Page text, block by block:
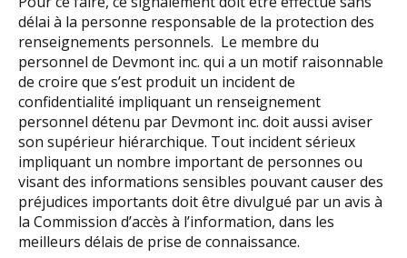
délai à la personne responsable de la protection des
renseignements personnels. Le membre du
personnel de Devmont inc. qui a un motif raisonnable
de croire que s’est produit un incident de
confidentialité impliquant un renseignement
personnel détenu par Devmont inc. doit aussi aviser
son supérieur hiérarchique. Tout incident sérieux
impliquant un nombre important de personnes ou
visant des informations sensibles pouvant causer des
préjudices importants doit être divulgué par un avis à
la Commission d’accès à l’information, dans les
meilleurs délais de prise de connaissance.